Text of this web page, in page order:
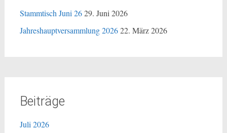
Stammtisch Juni 2629. Juni 2026
Jahreshauptversammlung 202622. März 2026
Beiträge
Juli 2026